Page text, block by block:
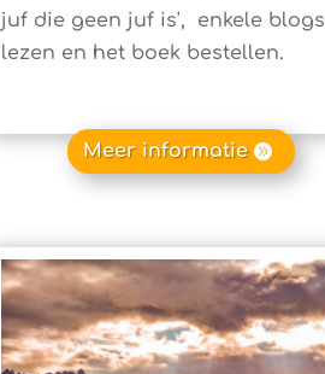
juf die geen juf is', enkele blogs
lezen en het boek bestellen.
Meer informatie